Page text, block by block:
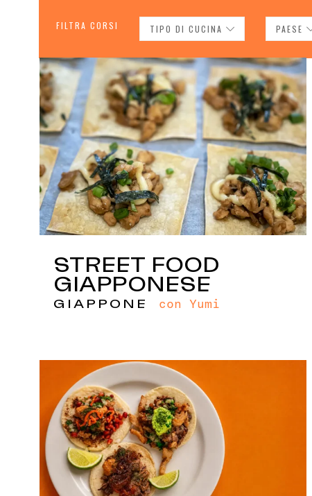
FILTRA CORSI TIPO DI CUCINA PAESE
STREET FOOD
GIAPPONESE
GIAPPONE con Yumi